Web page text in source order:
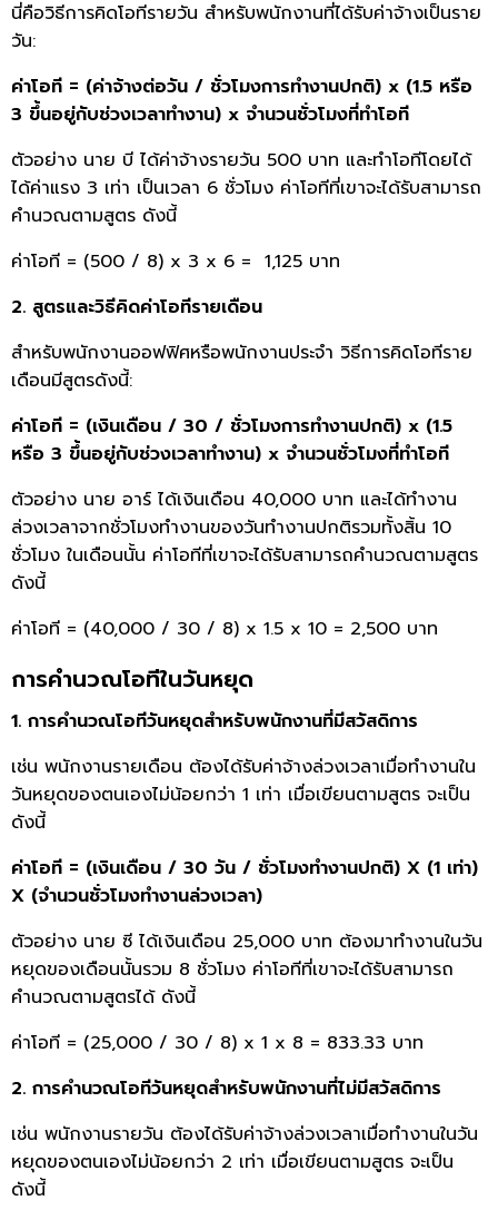
นี่คือวิธีการคิดโอทีรายวัน สำหรับพนักงานที่ได้รับค่าจ้างเป็นราย
วัน:
ค่าโอที = (ค่าจ้างต่อวัน / ชั่วโมงการทำงานปกติ) x (1.5 หรือ
3 ขึ้นอยู่กับช่วงเวลาทำงาน) x จำนวนชั่วโมงที่ทำโอที
ตัวอย่าง นาย บี ได้ค่าจ้างรายวัน 500 บาท และทำโอทีโดยได้
ได้ค่าแรง 3 เท่า เป็นเวลา 6 ชั่วโมง ค่าโอทีที่เขาจะได้รับสามารถ
คำนวณตามสูตร ดังนี้
ค่าโอที = (500 / 8) x 3 x 6 = 1,125 บาท
2. สูตรและวิธีคิดค่าโอทีรายเดือน
สำหรับพนักงานออฟฟิศหรือพนักงานประจำ วิธีการคิดโอทีราย
เดือนมีสูตรดังนี้:
ค่าโอที = (เงินเดือน / 30 / ชั่วโมงการทำงานปกติ) x (1.5
หรือ 3 ขึ้นอยู่กับช่วงเวลาทำงาน) x จำนวนชั่วโมงที่ทำโอที
ตัวอย่าง นาย อาร์ ได้เงินเดือน 40,000 บาท และได้ทำงาน
ล่วงเวลาจากชั่วโมงทำงานของวันทำงานปกติรวมทั้งสิ้น 10
ชั่วโมง ในเดือนนั้น ค่าโอทีที่เขาจะได้รับสามารถคำนวณตามสูตร
ดังนี้
ค่าโอที = (40,000 / 30 / 8) x 1.5 x 10 = 2,500 บาท
การคำนวณโอทีในวันหยุด
1. การคำนวณโอทีวันหยุดสำหรับพนักงานที่มีสวัสดิการ
เช่น พนักงานรายเดือน ต้องได้รับค่าจ้างล่วงเวลาเมื่อทำงานใน
วันหยุดของตนเองไม่น้อยกว่า 1 เท่า เมื่อเขียนตามสูตร จะเป็น
ดังนี้
ค่าโอที = (เงินเดือน / 30 วัน / ชั่วโมงทำงานปกติ) X (1 เท่า)
X (จำนวนชั่วโมงทำงานล่วงเวลา)
ตัวอย่าง นาย ซี ได้เงินเดือน 25,000 บาท ต้องมาทำงานในวัน
หยุดของเดือนนั้นรวม 8 ชั่วโมง ค่าโอทีที่เขาจะได้รับสามารถ
คำนวณตามสูตรได้ ดังนี้
ค่าโอที = (25,000 / 30 / 8) x 1 x 8 = 833.33 บาท
2. การคำนวณโอทีวันหยุดสำหรับพนักงานที่ไม่มีสวัสดิการ
เช่น พนักงานรายวัน ต้องได้รับค่าจ้างล่วงเวลาเมื่อทำงานในวัน
หยุดของตนเองไม่น้อยกว่า 2 เท่า เมื่อเขียนตามสูตร จะเป็น
ดังนี้